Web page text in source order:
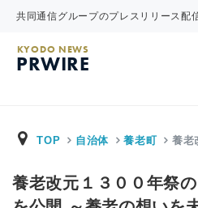
共同通信グループのプレスリリース配
KYODO NEWS
PRWIRE
TOP 自治体 養老町 養老
養老改元１３００年祭